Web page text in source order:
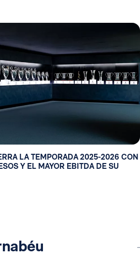
LA TEMPORADA 2025-2026 CON
Y EL MAYOR EBITDA DE SU